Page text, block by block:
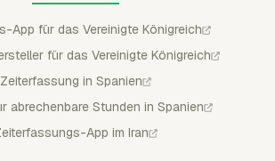
App für das Vereinigte Königreich
für das Vereinigte Königreich
Zeiterfassung in Spanien
abrechenbare Stunden in Spanien
App im Iran